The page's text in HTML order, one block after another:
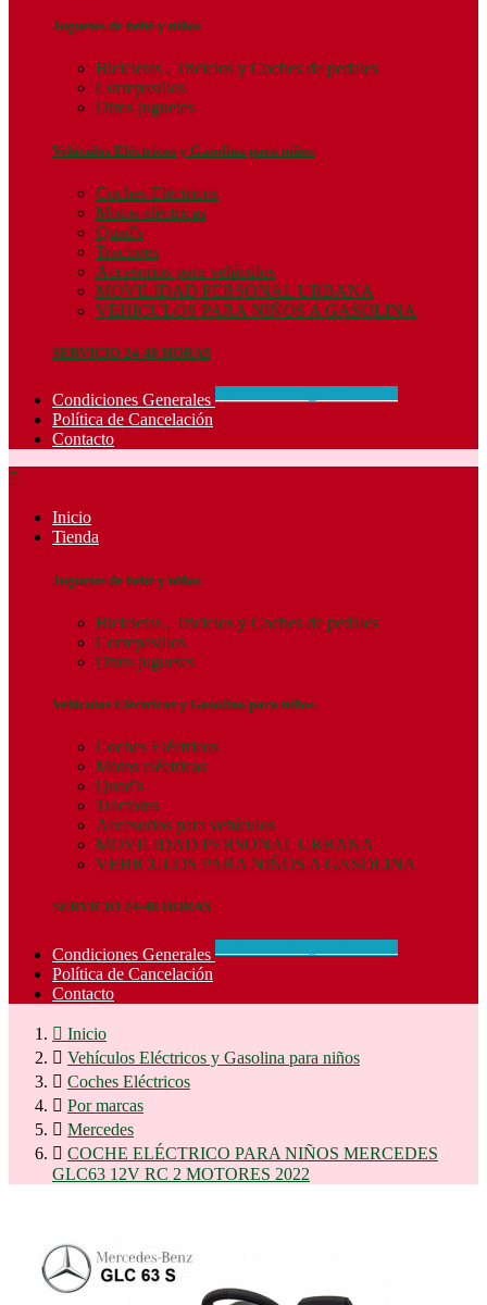
Juguetes de bebé y niños
Bicicletas , Triciclos y Coches de pedales
Correpasillos
Otros juguetes
Vehículos Eléctricos y Gasolina para niños
Coches Eléctricos
Motos eléctricas
Quad's
Tractores
Accesorios para vehículos
MOVILIDAD PERSONAL URBANA
VEHICULOS PARA NIÑOS A GASOLINA
SERVICIO 24-48 HORAS
Condiciones Generales
Política de Cancelación
Contacto

Inicio
Tienda
Juguetes de bebé y niños
Bicicletas , Triciclos y Coches de pedales
Correpasillos
Otros juguetes
Vehículos Eléctricos y Gasolina para niños
Coches Eléctricos
Motos eléctricas
Quad's
Tractores
Accesorios para vehículos
MOVILIDAD PERSONAL URBANA
VEHICULOS PARA NIÑOS A GASOLINA
SERVICIO 24-48 HORAS
Condiciones Generales
Política de Cancelación
Contacto
 Inicio
 Vehículos Eléctricos y Gasolina para niños
 Coches Eléctricos
 Por marcas
 Mercedes
 COCHE ELÉCTRICO PARA NIÑOS MERCEDES
GLC63 12V RC 2 MOTORES 2022